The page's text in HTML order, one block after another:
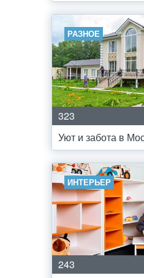
РАЗНОЕ
323
Уют и забота в
ИНТЕРЬЕР
243